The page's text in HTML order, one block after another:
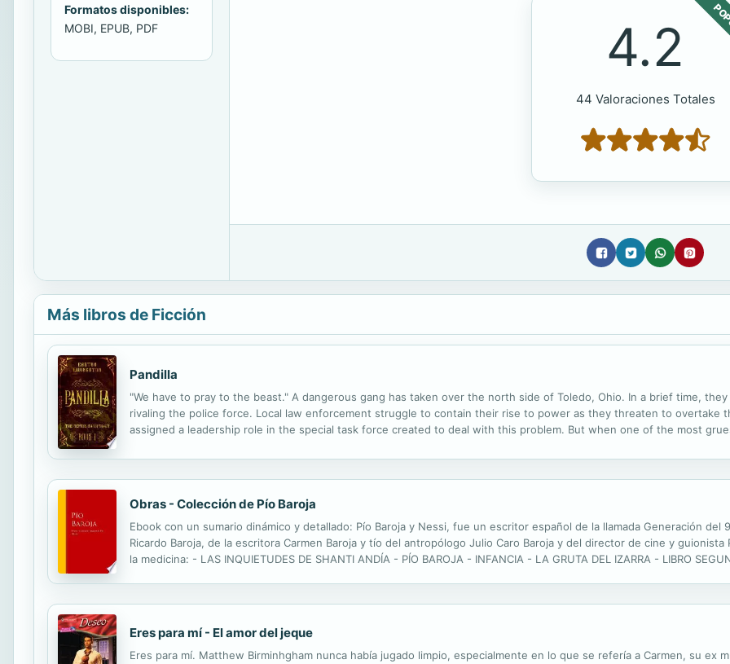
Formatos disponibles:
MOBI, EPUB, PDF
4.2
44 Valoraciones Totales
Más libros de Ficción
Pandilla
"We have to pray to the beast." A dangerous gang has taken over the north side of Toledo, Ohio. In a brief time,
rivaling the police force. Local law enforcement struggle to contain their rise to power as they threaten to overtake
assigned a leadership role in the special task force created to deal with this problem. But when one of the most
Obras - Colección de Pío Baroja
Ebook con un sumario dinámico y detallado: Pío Baroja y Nessi, fue un escritor español de la llamada Generación
Ricardo Baroja, de la escritora Carmen Baroja y tío del antropólogo Julio Caro Baroja y del director de cine y
la medicina: - LAS INQUIETUDES DE SHANTI ANDÍA - PÍO BAROJA - INFANCIA - LA GRUTA DEL IZARRA - LIBRO
Eres para mí - El amor del jeque
Eres para mí. Matthew Birminhgham nunca había jugado limpio, especialmente en lo que se refería a Carmen, su ex